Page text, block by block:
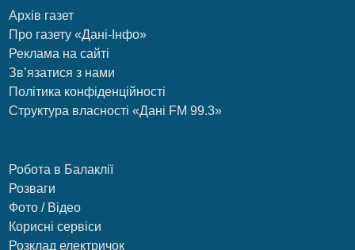
Архів газет
Про газету «Дані-Інфо»
Реклама на сайті
Зв’язатися з нами
Політика конфіденційності
Структура власності «Дані FM 99.3»
Робота в Балаклії
Розваги
Фото / Відео
Корисні сервіси
Розклад електричок